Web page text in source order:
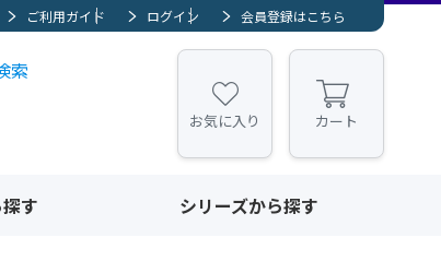
ご利用ガイド ログイン 会員登録はこちら
索
お気に入り カート
す シリーズから探す